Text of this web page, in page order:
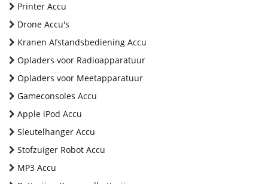
Printer Accu
Drone Accu's
Kranen Afstandsbediening Accu
Opladers voor Radioapparatuur
Opladers voor Meetapparatuur
Gameconsoles Accu
Apple iPod Accu
Sleutelhanger Accu
Stofzuiger Robot Accu
MP3 Accu